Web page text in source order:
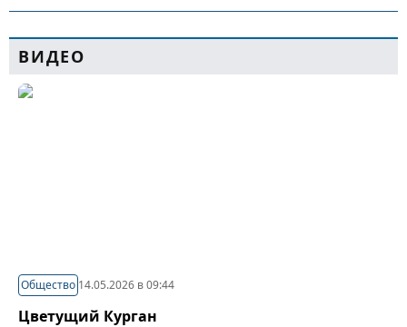
ВИДЕО
Общество 14.05.2026 в 09:44
Цветущий Курган